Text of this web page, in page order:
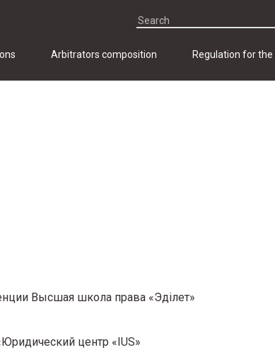
Arbitrators composition Regulation for the
Высшая школа права «Эдiлет»
центр «IUS»